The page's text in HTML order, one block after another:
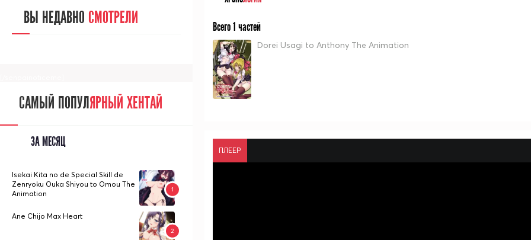
Всего 1 частей
Dorei Usagi to Anthony The Animation
ПЛЕЕР
ВЫ НЕДАВНО СМОТРЕЛИ
САМЫЙ ПОПУЛЯРНЫЙ ХЕНТАЙ
ЗА МЕСЯЦ
Isekai Kita no de Special Skill de
Zenryoku Ouka Shiyou to Omou The
Animation
Ane Chijo Max Heart